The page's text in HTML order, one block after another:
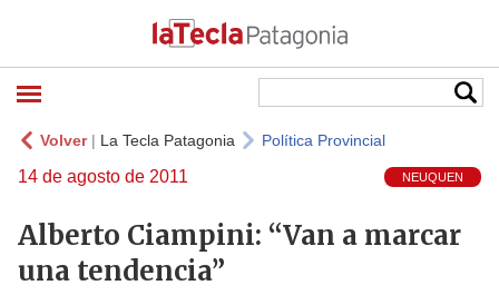
Volver| La Tecla Patagonia Política Provincial
14 de agosto de 2011 NEUQUEN
Alberto Ciampini: “Van a marcar
una tendencia”